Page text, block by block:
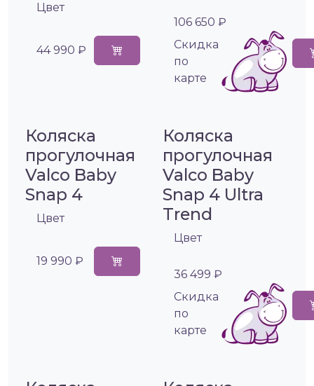
Цвет
44 990 ₽
106 650 ₽
Cкидка
по
карте
Коляска
прогулочная
Valco Baby
Snap 4
Цвет
19 990 ₽
Коляска
прогулочная
Valco Baby
Snap 4 Ultra
Trend
Цвет
36 499 ₽
Cкидка
по
карте